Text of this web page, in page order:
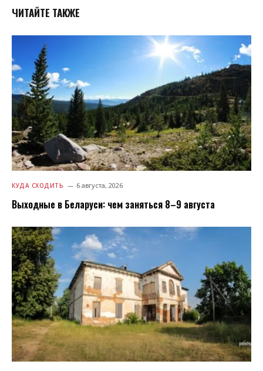
ЧИТАЙТЕ ТАКЖЕ
КУДА СХОДИТЬ 6 августа, 2026
Выходные в Беларуси: чем заняться 8–9 августа